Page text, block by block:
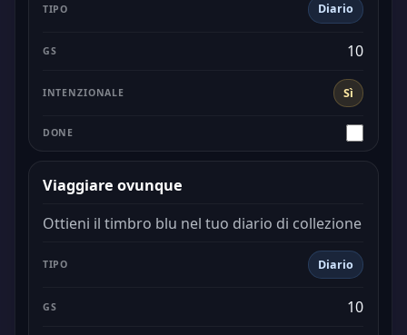
Diario
Sì
10
Viaggiare ovunque
Ottieni il timbro blu nel tuo diario di collezione
Diario
10